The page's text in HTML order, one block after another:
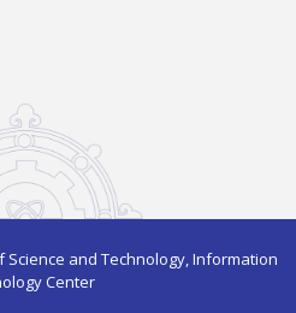
and Technology, Information
Center